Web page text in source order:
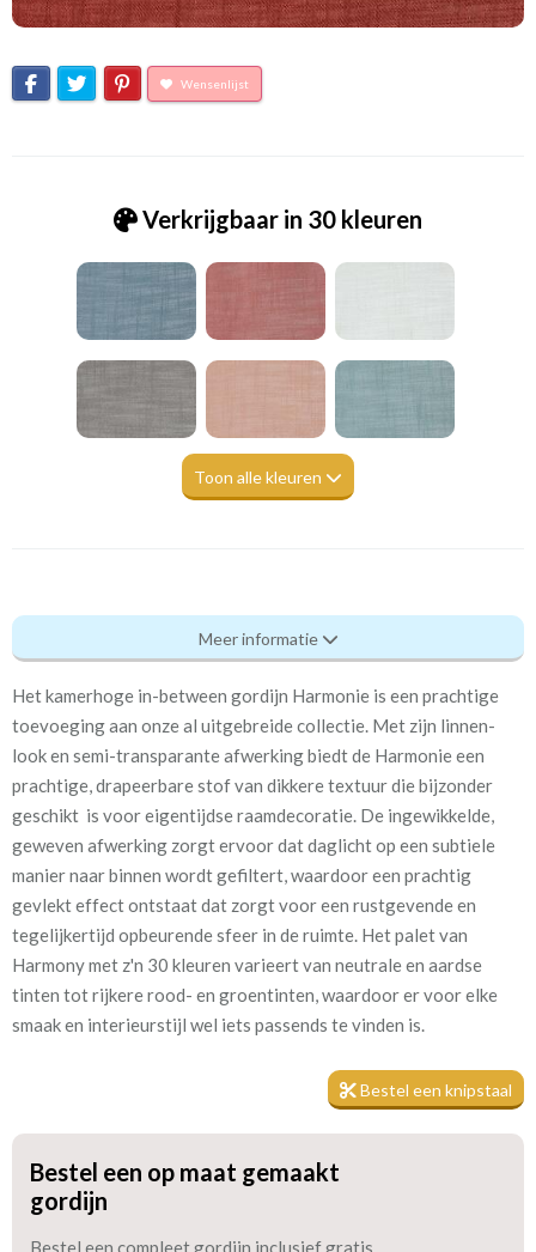
Wensenlijst
Verkrijgbaar in 30 kleuren
Toon alle kleuren
Pt_7239-334 Harmony firestone
Eigenschappen gordijnstof
Artikelnummer
Pt_7239-334 Harmony
Kamerhoog 300 cm
Mate van verduistering:
Geen (voering optioneel
tijdens bestelproces)
Meestal eerder, maar houd
rekening met
circa 2-3 weken
Materiaal: Polyester
Ondanks dat het een in-between gordijn is, is de stof dicht
genoeg geweven zodat het zelfs gevoerd kan worden voor extra
Meer informatie
Het kamerhoge in-between gordijn Harmonie is een prachtige
toevoeging aan onze al uitgebreide collectie. Met zijn linnen-
look en semi-transparante afwerking biedt de Harmonie een
prachtige, drapeerbare stof van dikkere textuur die bijzonder
geschikt is voor eigentijdse raamdecoratie. De ingewikkelde,
geweven afwerking zorgt ervoor dat daglicht op een subtiele
manier naar binnen wordt gefiltert, waardoor een prachtig
gevlekt effect ontstaat dat zorgt voor een rustgevende en
tegelijkertijd opbeurende sfeer in de ruimte. Het palet van
Harmony met z'n 30 kleuren varieert van neutrale en aardse
tinten tot rijkere rood- en groentinten, waardoor er voor elke
smaak en interieurstijl wel iets passends te vinden is.
Bestel een knipstaal
Bestel een op maat gemaakt
gordijn
Bestel een compleet gordijn inclusief gratis